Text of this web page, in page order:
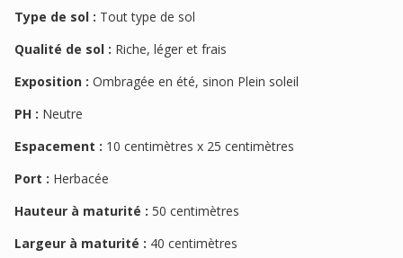
Type de sol : Tout type de sol
Qualité de sol : Riche, léger et frais
Exposition : Ombragée en été, sinon Plein soleil
PH : Neutre
Espacement : 10 centimètres x 25 centimètres
Port : Herbacée
Hauteur à maturité : 50 centimètres
Largeur à maturité : 40 centimètres